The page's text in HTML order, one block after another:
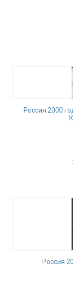
Россия 2000
Россия